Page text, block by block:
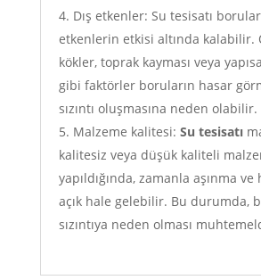
Dış etkenler: Su tesisatı
etkenlerin etkisi altında kalabilir.
kökler, toprak kayması veya
gibi faktörler boruların hasar
sızıntı oluşmasına neden olabilir.
Malzeme kalitesi: Su tesisatı
kalitesiz veya düşük kaliteli
yapıldığında, zamanla aşınma
açık hale gelebilir. Bu durumda,
sızıntıya neden olması